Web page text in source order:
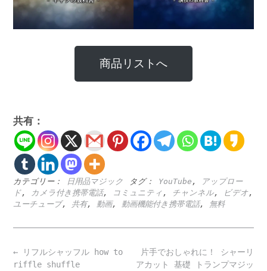
商品リストへ
共有：
カテゴリー： 日用品マジック タグ： YouTube ,
アップロー
ド, カメラ付き携帯電話, コミュニティ , チャンネル, ビデオ,
ユーチューブ, 共有, 動画, 動画機能付き携帯電話, 無料
Post
navigation
片手でおしゃれに！ シャーリ
アカット 基礎 トランプマジッ
← リフルシャッフル how to
riffle shuffle